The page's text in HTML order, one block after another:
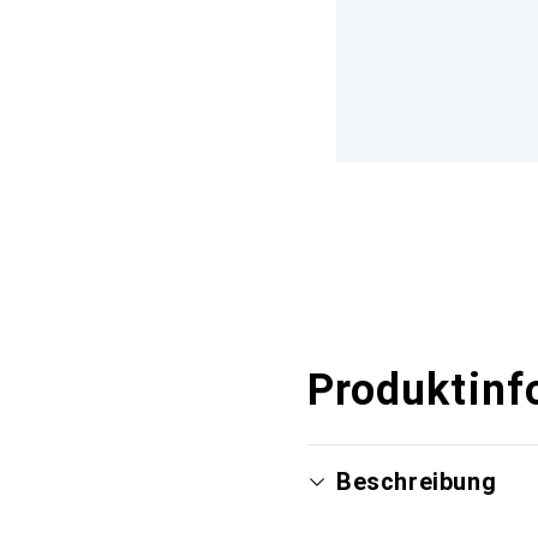
Beschreibung